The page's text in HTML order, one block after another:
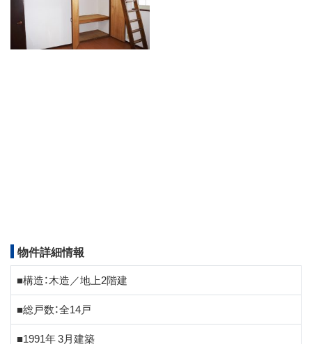
物件詳細情報
■構造：木造／地上2階建
■総戸数：全14戸
■1991年 3月建築